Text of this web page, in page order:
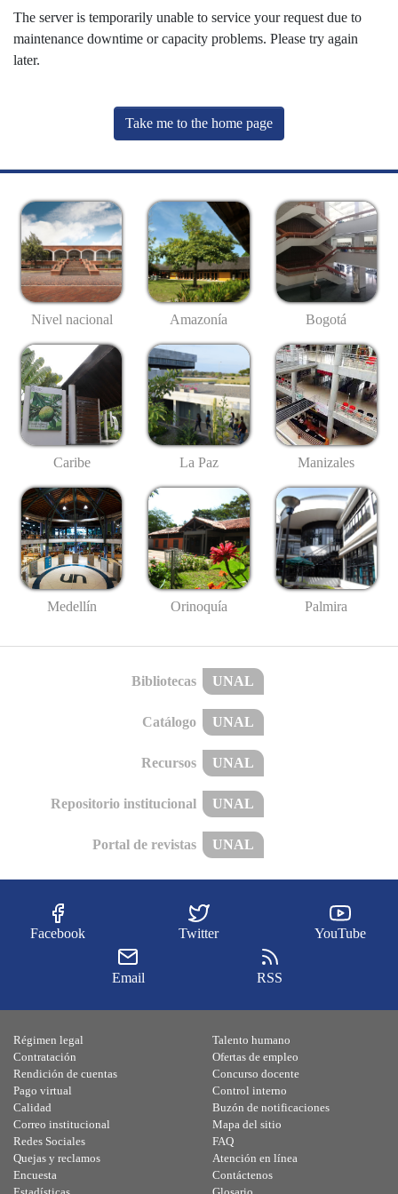
The server is temporarily unable to service your request due to
maintenance downtime or capacity problems. Please try again
later.
Take me to the home page
Nivel nacional Amazonía Bogotá
Caribe La Paz Manizales
Medellín Orinoquía Palmira
Bibliotecas UNAL
Catálogo UNAL
Recursos UNAL
Repositorio institucional UNAL
Portal de revistas UNAL
Facebook Twitter YouTube
Email RSS
Régimen legal
Contratación
Rendición de cuentas
Pago virtual
Calidad
Talento humano
Ofertas de empleo
Concurso docente
Control interno
Buzón de notificaciones
Correo institucional
Redes Sociales
Quejas y reclamos
Encuesta
Mapa del sitio
FAQ
Atención en línea
Contáctenos